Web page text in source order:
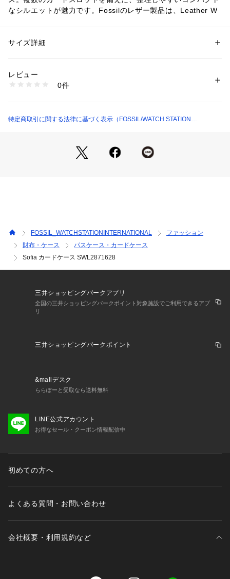
なシルエットが魅力です。Fossilのレザー製品は、Leather W
クロージャー：カニカン
外側ディテール：身分証明書用ウィンドウ x 1, クレジットカ
※ご覧のモニター環境、照明等により実際の商品と色味が異な
性別：レディース
素材：外側：レザー 内側：再生ポリエステル
商品番号：
SWL2871628 （ショップ）
サイズ詳細
レビュー
0件
特定商取引に関する法律に基づく表示（FOSSIL/WATCH STATION
FOSSIL_WATCHSTATIONINTERNATIONAL
ファッション
財布・ケース
パスケース・カードケース
Sofia カードケース SWL2871628
三井ショッピングパークアプリ
全国の三井ショッピングパークポイント対象施設でご利用できるアプ
リ
三井ショッピングパークポイント
&mallデスク
ららぽーと受取なら送料無料
LINE公式アカウント
お得なセール・クーポン情報配信中
初めての方へ
よくある質問・お問い合わせ
会社概要・利用規約など